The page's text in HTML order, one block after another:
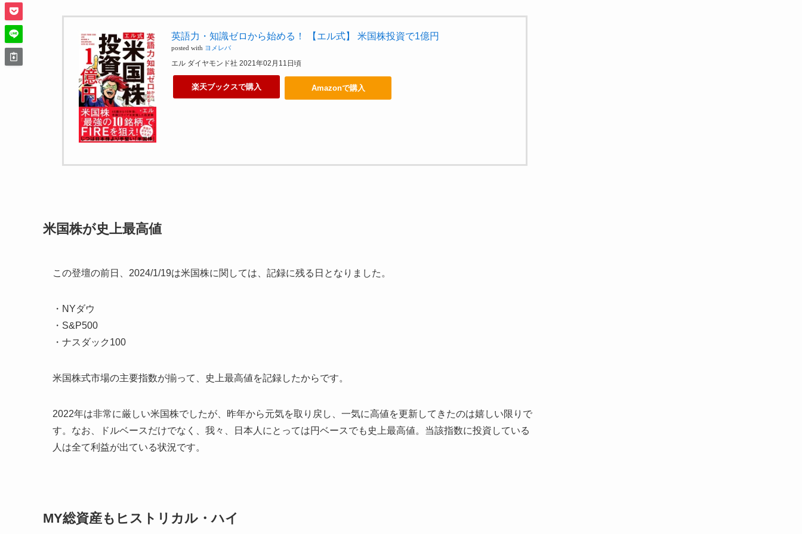
英語力・知識ゼロから始める！ 【エル式】 米国株投資で1億円
posted with ヨメレバ
エル ダイヤモンド社 2021年02月11日頃
楽天ブックスで購入 Amazonで購入
米国株が史上最高値
この登壇の前日、2024/1/19は米国株に関しては、記録に残る日となりました。
・NYダウ
・S&P500
・ナスダック100
米国株式市場の主要指数が揃って、史上最高値を記録したからです。
2022年は非常に厳しい米国株でしたが、昨年から元気を取り戻し、一気に高値を更新してきたのは嬉しい限りで
す。なお、ドルベースだけでなく、我々、日本人にとっては円ベースでも史上最高値。当該指数に投資している
人は全て利益が出ている状況です。
MY総資産もヒストリカル・ハイ